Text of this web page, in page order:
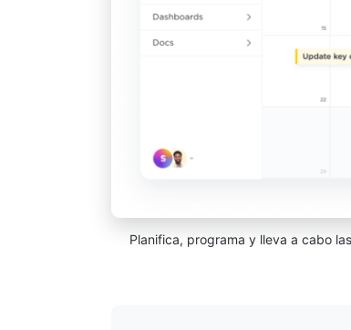
Planifica, programa y lleva a cabo